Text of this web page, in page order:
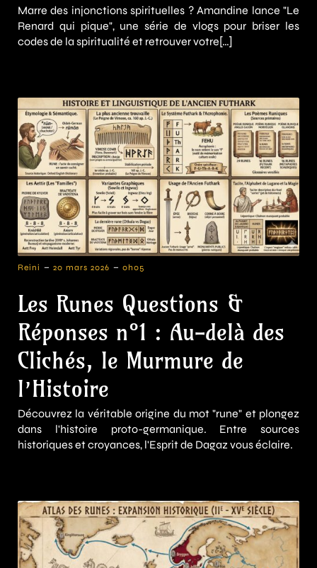
Marre des injonctions spirituelles ? Amandine lance "Le
Renard qui pique", une série de vlogs pour briser les
codes de la spiritualité et retrouver votre[…]
Reini - 20 mars 2026 - 0h05
Les Runes Questions &
Réponses n°1 : Au-delà des
Clichés, le Murmure de
l’Histoire
Découvrez la véritable origine du mot "rune" et plongez
dans l'histoire proto-germanique. Entre sources
historiques et croyances, l'Esprit de Dagaz vous éclaire.